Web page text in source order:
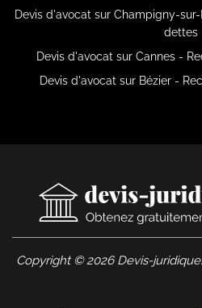
Devis d'avocat sur Champigny-
dettes
Devis d'avocat sur Cannes -
Devis d'avocat sur Bézier -
Copyright © 2026 Devis-